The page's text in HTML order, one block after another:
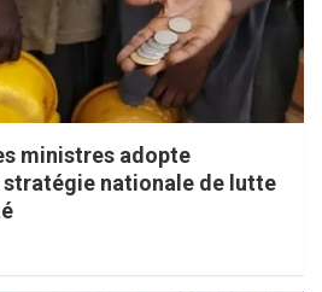
ministres adopte
nationale de lutte